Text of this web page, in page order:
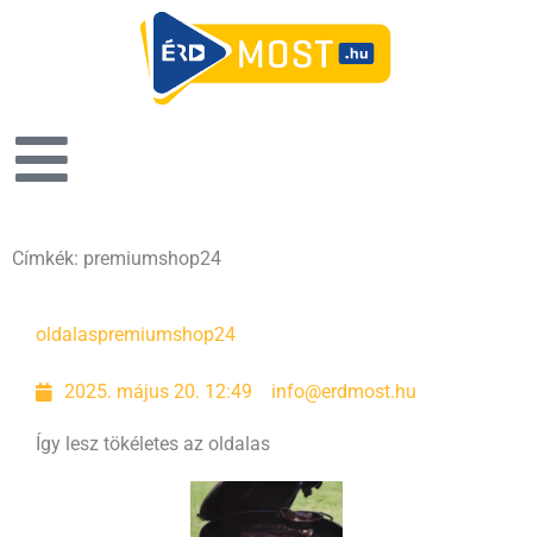
Címkék: premiumshop24
oldalaspremiumshop24
2025. május 20. 12:49 info@erdmost.hu
Így lesz tökéletes az oldalas